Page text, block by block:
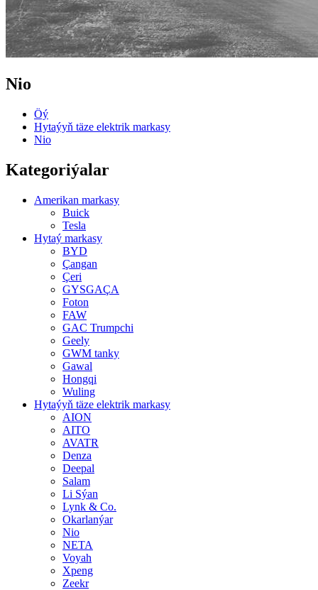
Nio
Öý
Hytaýyň täze elektrik markasy
Nio
Kategoriýalar
Amerikan markasy
Buick
Tesla
Hytaý markasy
BYD
Çangan
Çeri
GYSGAÇA
Foton
FAW
GAC Trumpchi
Geely
GWM tanky
Gawal
Hongqi
Wuling
Hytaýyň täze elektrik markasy
AION
AITO
AVATR
Denza
Deepal
Salam
Li Sýan
Lynk & Co.
Okarlanýar
Nio
NETA
Voyah
Xpeng
Zeekr